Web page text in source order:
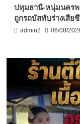
ปทุมธานี-หนุ่มนครพ
ถูกรถบัสทับร่างเสีย
admin2 06/08/